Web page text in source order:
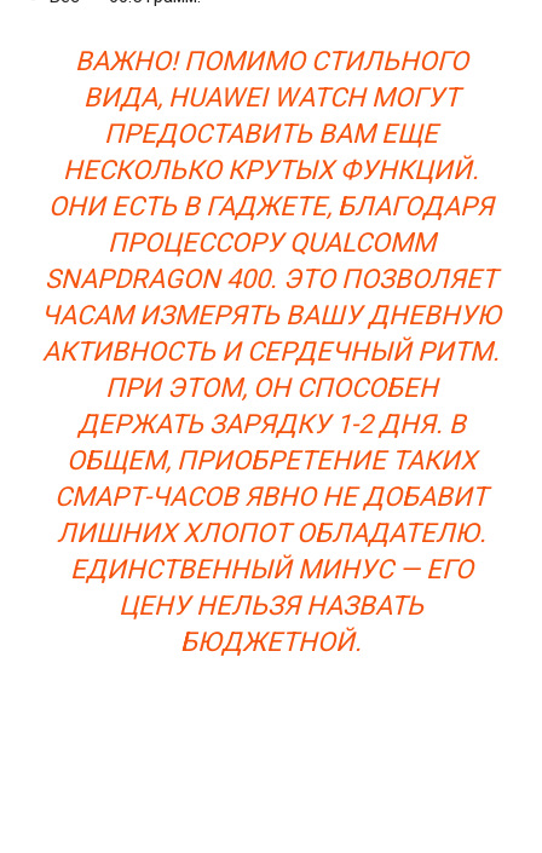
ВАЖНО! ПОМИМО СТИЛЬНОГО
ВИДА, HUAWEI WATCH МОГУТ
ПРЕДОСТАВИТЬ ВАМ ЕЩЕ
НЕСКОЛЬКО КРУТЫХ ФУНКЦИЙ.
ОНИ ЕСТЬ В ГАДЖЕТЕ, БЛАГОДАРЯ
ПРОЦЕССОРУ QUALCOMM
SNAPDRAGON 400. ЭТО ПОЗВОЛЯЕТ
ЧАСАМ ИЗМЕРЯТЬ ВАШУ ДНЕВНУЮ
АКТИВНОСТЬ И СЕРДЕЧНЫЙ РИТМ.
ПРИ ЭТОМ, ОН СПОСОБЕН
ДЕРЖАТЬ ЗАРЯДКУ 1-2 ДНЯ. В
ОБЩЕМ, ПРИОБРЕТЕНИЕ ТАКИХ
СМАРТ-ЧАСОВ ЯВНО НЕ ДОБАВИТ
ЛИШНИХ ХЛОПОТ ОБЛАДАТЕЛЮ.
ЕДИНСТВЕННЫЙ МИНУС — ЕГО
ЦЕНУ НЕЛЬЗЯ НАЗВАТЬ
БЮДЖЕТНОЙ.